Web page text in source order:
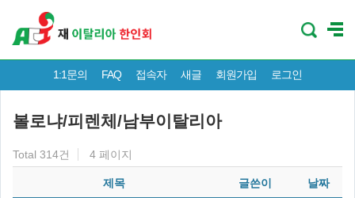
1:1문의 FAQ 접속자 새글 회원가입 로그인
볼로냐/피렌체/남부이탈리아
Total 314건 4 페이지
제목 글쓴이 날짜